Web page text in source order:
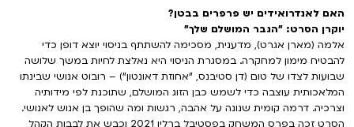
האם לאנדרואידים יש פרפרים בבטן?
יוקרן הסרט: "הגבר המושלם שלך"
אלמה (מארן אגרט), מדענית, מסכימה להשתתף בניסוי יוצא דופן כדי
להבטיח מימון למחקרה. במסגרת הניסוי היא נאלצת לחיות במשך שלושה
שבועות לצדו של טום (דן סטיבנס, "אחוזת דאונטון") – רובוט אנושי שבינתו
המלאכותית עוצבה כדי לשמש כבן הזוג המושלם, שתוכנת לפי מידותיה
וצרכיה. דרמה קומית שנונה על אהבה, רגשות ומה שהופך בן אנוש לאנושי.
הסרט זכה בפרס המשחק בפסטיבל ברלין 2021 וכבש את לבבות הקהל